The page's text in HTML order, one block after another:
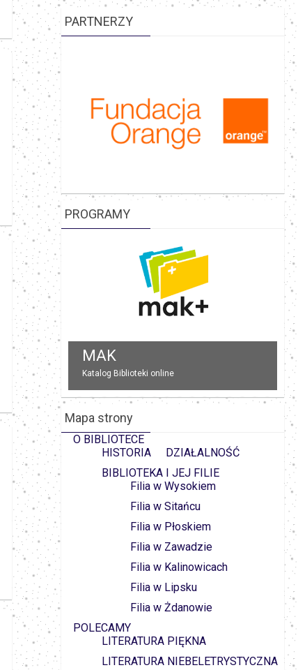
PARTNERZY
PROGRAMY
LBW
Lubelska Biblioteka Wirtualna
Mapa strony
O BIBLIOTECE
HISTORIA
DZIAŁALNOŚĆ
BIBLIOTEKA I JEJ FILIE
Filia w Wysokiem
Filia w Sitańcu
Filia w Płoskiem
Filia w Zawadzie
Filia w Kalinowicach
Filia w Lipsku
Filia w Żdanowie
POLECAMY
LITERATURA PIĘKNA
LITERATURA NIEBELETRYSTYCZNA